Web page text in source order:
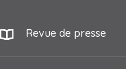
Revue de presse